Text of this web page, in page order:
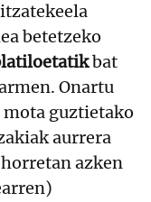
betetzeko
bat
Onartu
guztietako
aurrera
azken